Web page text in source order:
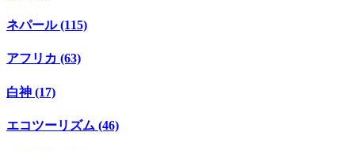
ネパール (115)
アフリカ (63)
白神 (17)
エコツーリズム (46)